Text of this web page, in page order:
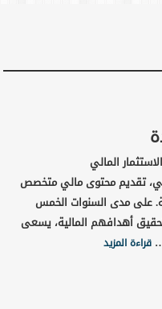
المالي
تقديم محتوى مالي متخصص
على مدى السنوات الخمس
أهدافهم المالية، يسعى
…قراءة المزيد